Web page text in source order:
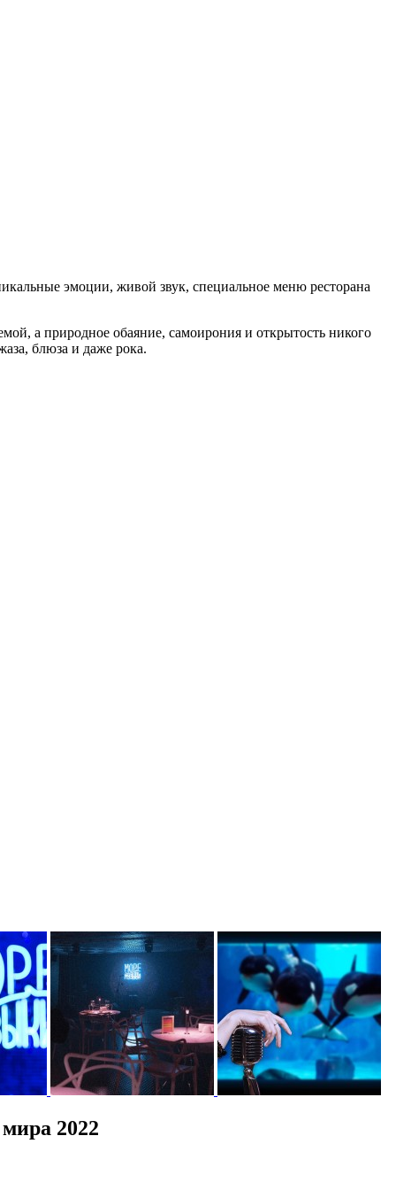
эмоции, живой звук, специальное меню ресторана
а природное обаяние, самоирония и открытость никого
блюза и даже рока.
2022